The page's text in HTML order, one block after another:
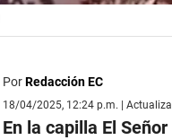
PorRedacción EC
18/04/2025, 12:24 p.m. |
En la capilla El